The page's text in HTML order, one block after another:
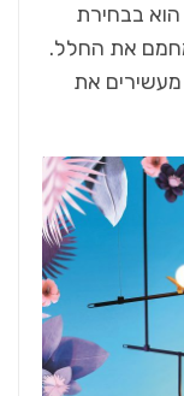
הוא בבחירת
את החלל.
את